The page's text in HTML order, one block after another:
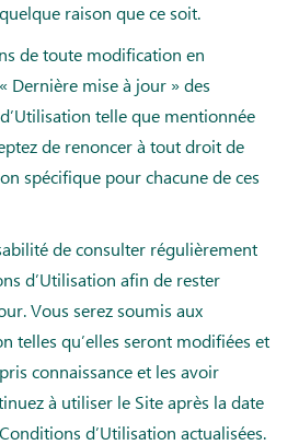
raison que ce soit.
de toute modification en
Dernière mise à jour » des
telle que mentionnée
de renoncer à tout droit de
spécifique pour chacune de ces
de consulter régulièrement
d’Utilisation afin de rester
Vous serez soumis aux
telles qu’elles seront modifiées et
connaissance et les avoir
à utiliser le Site après la date
d’Utilisation actualisées.